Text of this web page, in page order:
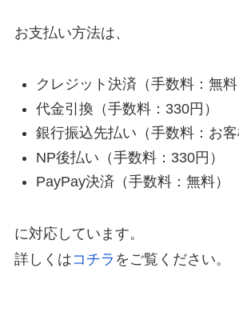
お支払い方法は、
クレジット決済（手数料：無料
代金引換（手数料：330円）
銀行振込先払い（手数料：お客
NP後払い（手数料：330円）
PayPay決済（手数料：無料）
に対応しています。
詳しくはコチラ をご覧ください。